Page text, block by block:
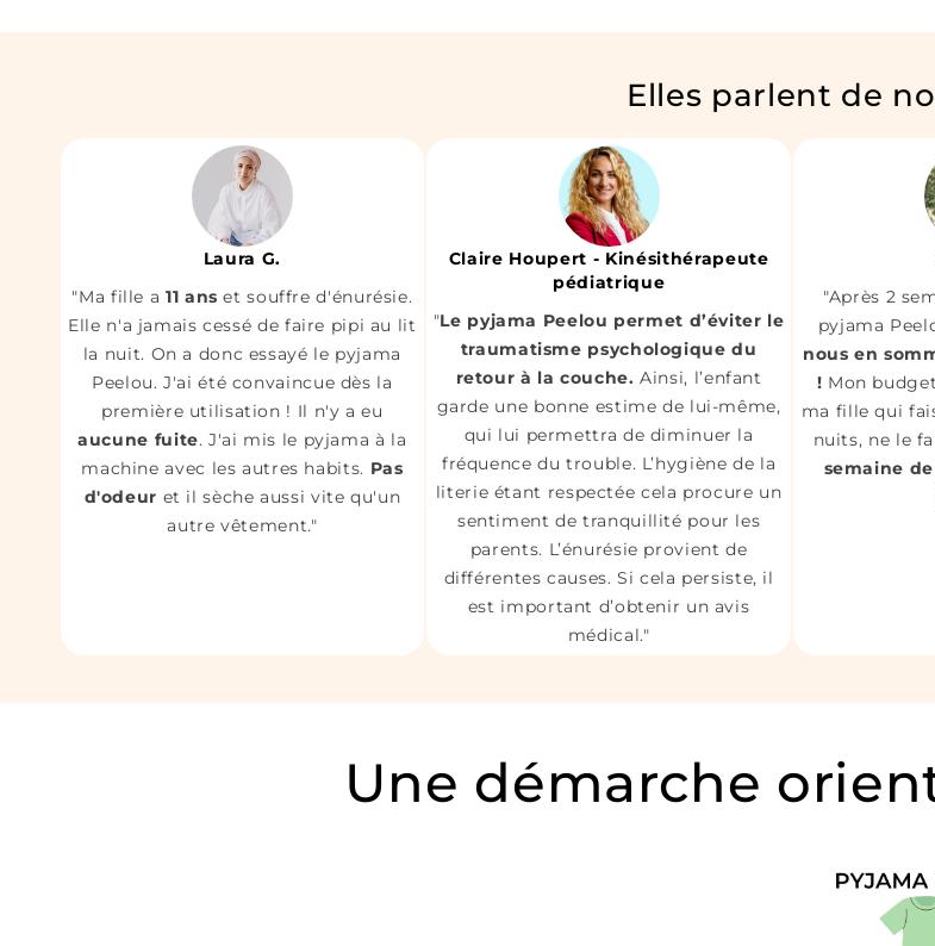
Elles parlent de
Laura G.
"Ma fille a 11 anset souffre d'énurésie.
Elle n'a jamais cessé de faire pipi au lit
la nuit. On a donc essayé le pyjama
Peelou. J'ai été convaincue dès la
première utilisation ! Il n'y a eu
aucune fuite. J'ai mis le pyjama à la
machine avec les autres habits. Pas
d'odeur et il sèche aussi vite qu'un
autre vêtement."
Claire Houpert - Kinésithérapeute
pédiatrique
"Le pyjama Peelou permet d’éviter le
traumatisme psychologique du
retour à la couche.Ainsi, l’enfant
garde une bonne estime de lui-même,
qui lui permettra de diminuer la
fréquence du trouble. L’hygiène de la
literie étant respectée cela procure un
sentiment de tranquillité pour les
parents. L’énurésie provient de
différentes causes. Si cela persiste, il
est important d’obtenir un avis
médical."
"Après 2
pyjama
nous en
! Mon
ma fille qui
nuits, ne le
semaine
Une démarche